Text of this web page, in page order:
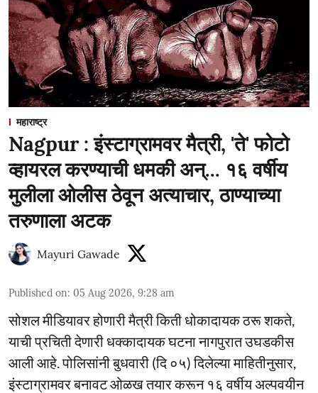
महाराष्ट्र
Nagpur : इंस्टाग्रामवर मैत्री, 'ते' फोटो
व्हायरल करण्याची धमकी अन्... १६ वर्षीय
मुलीला ओलीस ठेवून अत्याचार, ठाण्याच्या
तरुणाला अटक
Mayuri Gawade
Published on: 05 Aug 2026, 9:28 am
सोशल मीडियावर होणारी मैत्री किती धोकादायक ठरू शकते,
याची प्रचिती देणारी धक्कादायक घटना नागपुरात उघडकीस
आली आहे. पोलिसांनी बुधवारी (दि ०५) दिलेल्या माहितीनुसार,
इंस्टाग्रामवर बनावट ओळख तयार करून १६ वर्षीय अल्पवयीन